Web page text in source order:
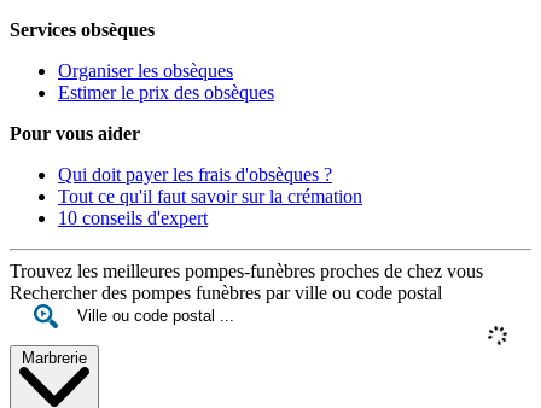
Services obsèques
Organiser les obsèques
Estimer le prix des obsèques
Pour vous aider
Qui doit payer les frais d'obsèques ?
Tout ce qu'il faut savoir sur la crémation
10 conseils d'expert
Trouvez les meilleures pompes-funèbres proches de chez vous
Rechercher des pompes funèbres par ville ou code postal
Marbrerie